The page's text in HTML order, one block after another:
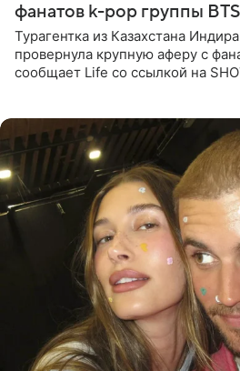
фанатов k-pop группы
Турагентка из Казахстана
провернула крупную аферу с
сообщает Life со ссылкой на